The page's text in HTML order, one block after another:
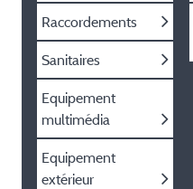
Raccordements
Sanitaires
Equipement
multimédia
Equipement
extérieur